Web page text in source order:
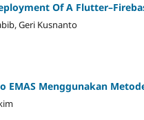
Of A
Geri Kusnanto
EMAS Menggunakan